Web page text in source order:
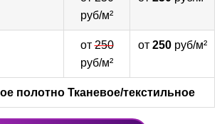
руб/м²
от250
руб/м²
от 250руб/м²
полотно Тканевое/текстильное